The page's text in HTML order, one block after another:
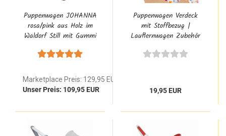
Puppenwagen JOHANNA
rosa/pink aus Holz im
Waldorf Still mit Gummi
ab 1 Jahr personalisiert
Marketplace Preis: 129,95 EUR
Unser Preis: 109,95 EUR
Puppenwagen Verdeck
mit Stoffbezug |
Lauflernwagen Zubehör
6014.1
19,95 EUR